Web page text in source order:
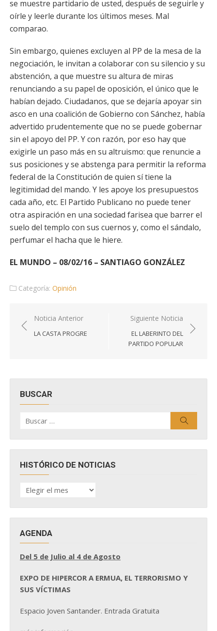
se muestre partidario de usted, después de seguirle y
oírle y leerle durante los últimos meses. Mal
comparao.
Sin embargo, quienes excluyen al PP de la mesa de la
negociación, le invitan a colaborar con su silencio y su
abstención, a que muestre su altura de miras
renunciando a su papel de oposición, el único que le
habían dejado. Ciudadanos, que se dejaría apoyar sin
asco en una coalición de Gobierno con Sánchez, había
advertido prudentemente que no se puede gobernar
sin el apoyo del PP. Y con razón, por eso hay que
exigirle un paso más en su altruismo: que renuncie a
sus posiciones y se abstenga para permitir la reforma
federal de la Constitución de quien sí tiene la
legitimidad del mando. Y les apoye los presupuestos
cada año, etc. El Partido Publicano no puede tener
otra aspiración en una sociedad farisea que barrer el
suelo del templo con sus cuernos y, como el sándalo,
perfumar el hacha que le hiere.
EL MUNDO – 08/02/16 – SANTIAGO GONZÁLEZ
Categoría: Opinión
Navegación
de
Noticia Anterior
LA CASTA PROGRE
Siguiente Noticia
EL LABERINTO DEL
PARTIDO POPULAR
BUSCAR
por:
HISTÓRICO DE NOTICIAS
HISTÓRICO
DE
AGENDA
Del 5 de Julio al 4 de Agosto
EXPO DE HIPERCOR A ERMUA, EL TERRORISMO Y
SUS VÍCTIMAS
Espacio Joven Santander. Entrada Gratuita